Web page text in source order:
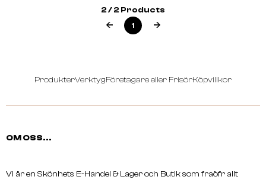
2 / 2 Products
1
ProdukterVerktygFöretagare eller FrisörKöpvillkor
OM OSS...
Vi är en Skönhets E-Handel & Lager och Butik som fraöfr allt